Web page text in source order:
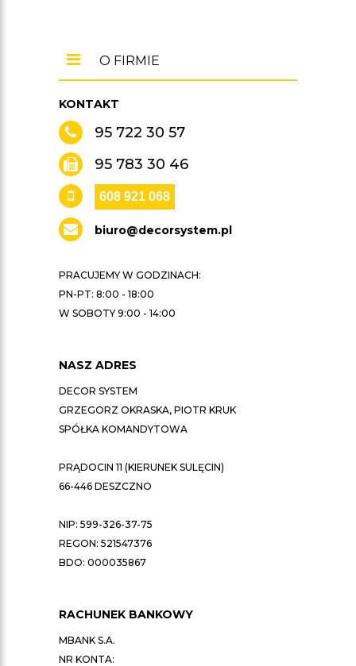
KONTAKT
95 722 30 57
95 783 30 46
608 921 068
biuro@decorsystem.pl
PRACUJEMY W GODZINACH:
PN-PT: 8:00 - 18:00
W SOBOTY 9:00 - 14:00
NASZ ADRES
DECOR SYSTEM
GRZEGORZ OKRASKA, PIOTR KRUK
SPÓŁKA KOMANDYTOWA
PRĄDOCIN 11 (KIERUNEK SULĘCIN)
66-446 DESZCZNO
NIP: 599-326-37-75
REGON: 521547376
BDO: 000035867
O FIRMIE
RACHUNEK BANKOWY
MBANK S.A.
NR KONTA: